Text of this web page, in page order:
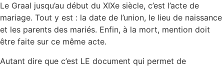
Le Graal jusqu’au début du XIXe siècle, c’est l’acte de
mariage. Tout y est : la date de l’union, le lieu de naissance
et les parents des mariés. Enfin, à la mort, mention doit
être faite sur ce même acte.
Autant dire que c’est LE document qui permet de